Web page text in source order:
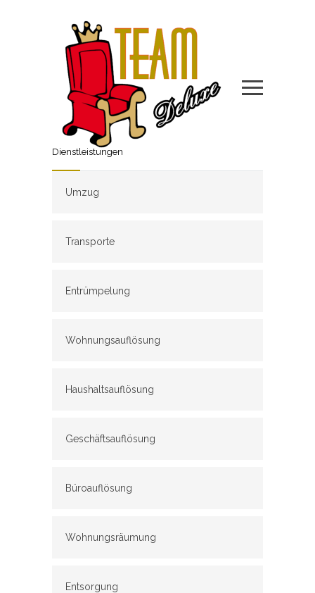
Dienstleistungen
Umzug
Transporte
Entrümpelung
Wohnungsauflösung
Haushaltsauflösung
Geschäftsauflösung
Büroauflösung
Wohnungsräumung
Entsorgung